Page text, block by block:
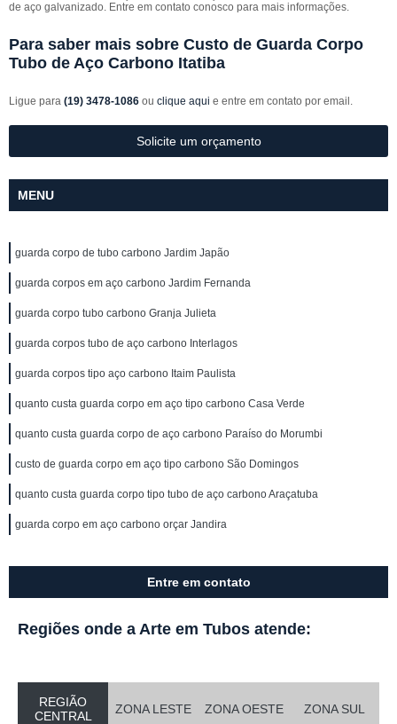
de aço galvanizado. Entre em contato conosco para mais informações.
Para saber mais sobre Custo de Guarda Corpo
Tubo de Aço Carbono Itatiba
Ligue para (19) 3478-1086 ou clique aqui e entre em contato por email.
Solicite um orçamento
MENU
guarda corpo de tubo carbono Jardim Japão
guarda corpos em aço carbono Jardim Fernanda
guarda corpo tubo carbono Granja Julieta
guarda corpos tubo de aço carbono Interlagos
guarda corpos tipo aço carbono Itaim Paulista
quanto custa guarda corpo em aço tipo carbono Casa Verde
quanto custa guarda corpo de aço carbono Paraíso do Morumbi
custo de guarda corpo em aço tipo carbono São Domingos
quanto custa guarda corpo tipo tubo de aço carbono Araçatuba
guarda corpo em aço carbono orçar Jandira
Entre em contato
Regiões onde a Arte em Tubos atende:
REGIÃO
CENTRAL
ZONA LESTE ZONA OESTE ZONA SUL